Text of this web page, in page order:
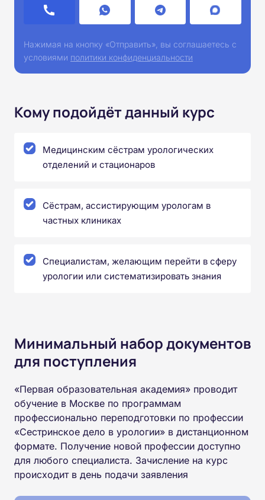
Нажимая на кнопку «Отправить», вы соглашаетесь с
условиями политики конфиденциальности
Кому подойдёт данный курс
Медицинским сёстрам урологических
отделений и стационаров
Сёстрам, ассистирующим урологам в
частных клиниках
Специалистам, желающим перейти в сферу
урологии или систематизировать знания
Минимальный набор документов
для поступления
«Первая образовательная академия» проводит
обучение в Москве по программам
профессионально переподготовки по профессии
«Сестринское дело в урологии» в дистанционном
формате. Получение новой профессии доступно
для любого специалиста. Зачисление на курс
происходит в день подачи заявления